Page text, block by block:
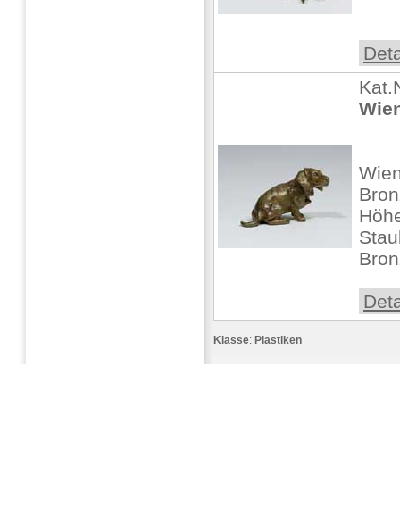
Klasse: Plastiken